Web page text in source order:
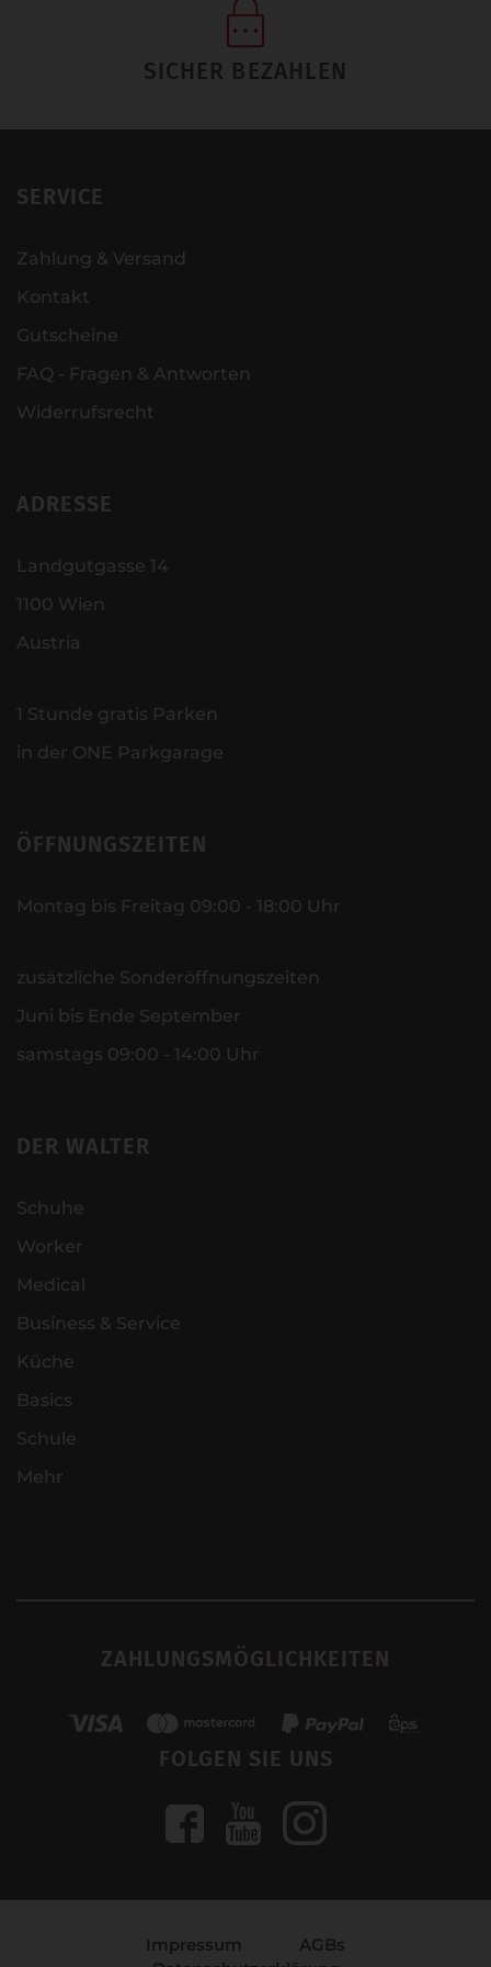
SICHER BEZAHLEN
SERVICE
Zahlung & Versand
Kontakt
Gutscheine
FAQ - Fragen & Antworten
Widerrufsrecht
ADRESSE
Landgutgasse 14
1100 Wien
Austria
1 Stunde gratis Parken
in der ONE Parkgarage
ÖFFNUNGSZEITEN
Montag bis Freitag 09:00 - 18:00 Uhr
zusätzliche Sonderöffnungszeiten
Juni bis Ende September
samstags 09:00 - 14:00 Uhr
DER WALTER
Schuhe
Worker
Medical
Business & Service
Küche
Basics
Schule
Mehr
ZAHLUNGSMÖGLICHKEITEN
FOLGEN SIE UNS
Impressum
AGBs